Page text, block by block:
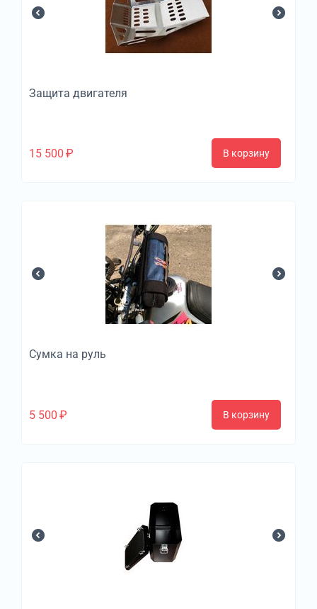
Защита двигателя
15 500 ₽ В корзину
Сумка на руль
5 500 ₽ В корзину